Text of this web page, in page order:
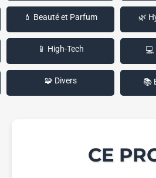
💄 Beauté et Parfum 🌿
📱 High-Tech 💻
🧩 Divers 📚
CE